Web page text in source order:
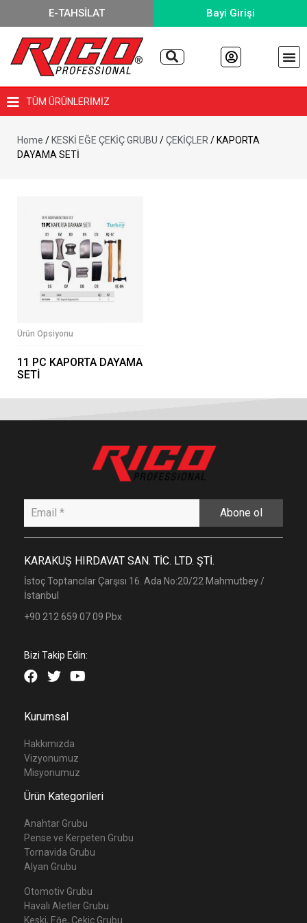
E-TAHSİLAT Bayi Girişi
TÜM ÜRÜNLERİMİZ
Home / KESKİ EĞE ÇEKİÇ GRUBU /ÇEKİÇLER / KAPORTA
DAYAMA SETİ
Ürün Opsiyonu
11 PC KAPORTA DAYAMA
SETİ
Abone ol
KARAKUŞ HIRDAVAT SAN. TİC. LTD. ŞTİ.
İstoç Toptancılar Çarşısı 16. Ada No:20/22 Mahmutbey /
İstanbul
+90 212 659 07 09 Pbx
Bizi Takip Edin:
Kurumsal
Hakkımızda
Vizyonumuz
Misyonumuz
Ürün Kategorileri
Anahtar Grubu
Pense ve Kerpeten Grubu
Tornavida Grubu
Alyan Grubu
Otomotiv Grubu
Havalı Aletler Grubu
Keski, Eğe, Çekiç Grubu